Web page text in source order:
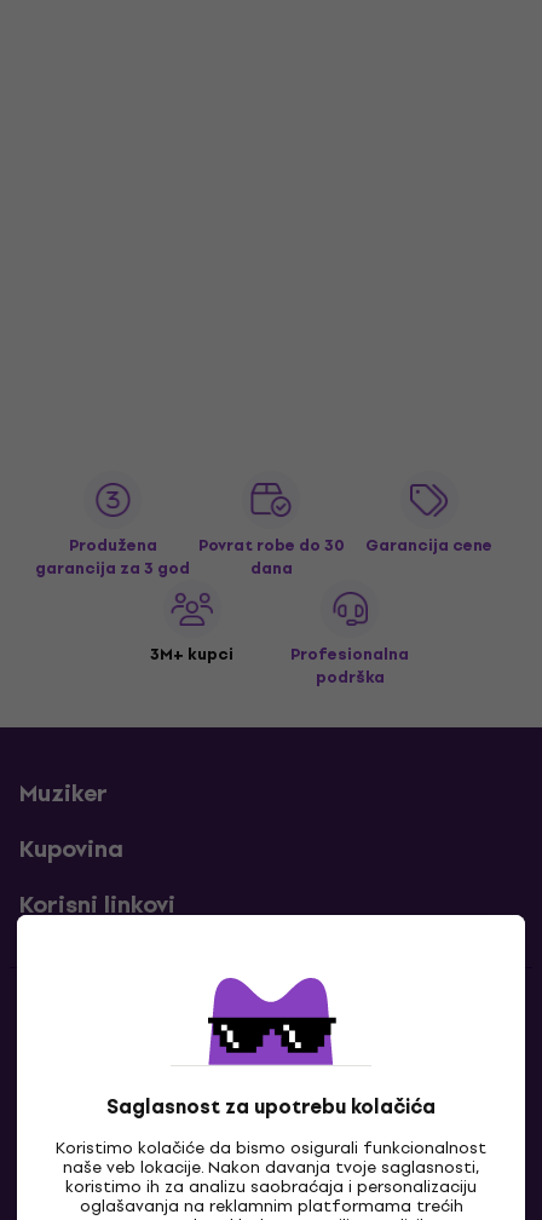
Saglasnost za upotrebu kolačića
Koristimo kolačiće da bismo osigurali funkcionalnost
naše veb lokacije. Nakon davanja tvoje saglasnosti,
koristimo ih za analizu saobraćaja i personalizaciju
oglašavanja na reklamnim platformama trećih
Produžena
garancija za 3 god
Povrat robe do 30
dana
Garancija cene
3M+ kupci
Profesionalna
podrška
Muziker
Kupovina
Korisni linkovi
Kontakti
Kontaktiraj nas